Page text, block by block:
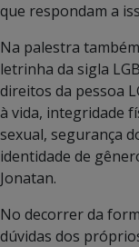
que respondam a
Na palestra
letrinha da sigla
direitos da pessoa
à vida, integridade
sexual, segurança
identidade de
Jonatan.
No decorrer da
dúvidas dos